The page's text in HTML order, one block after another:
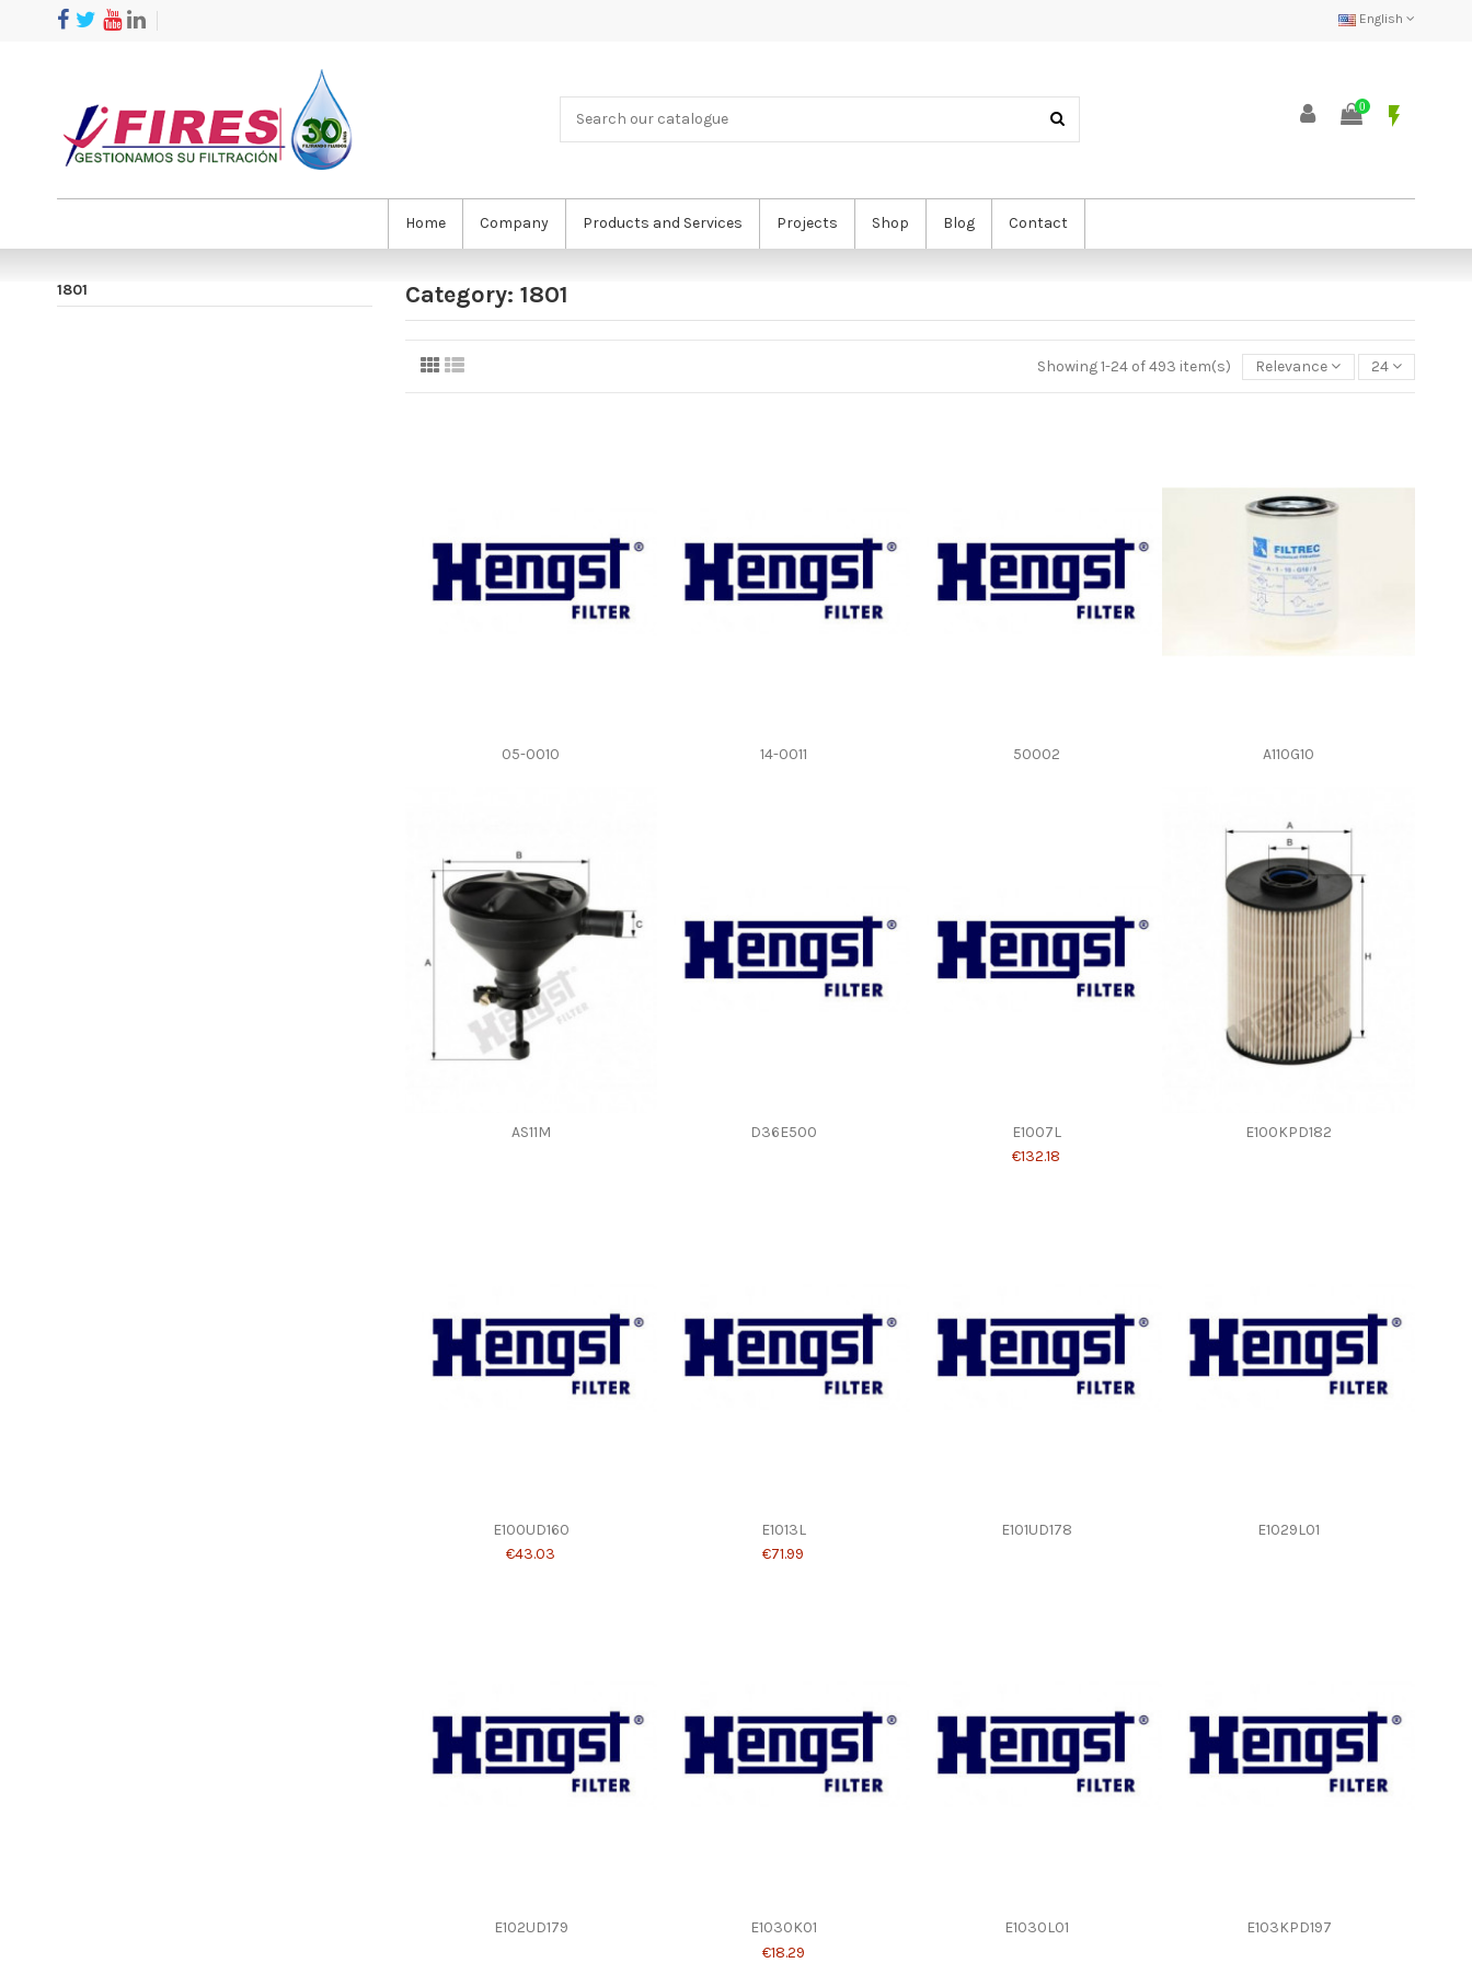
English
0 flash_on
Home Company Products and Services Projects Shop Blog Contact
Category: 1801
Showing 1-24 of 493 item(s) Relevance 24
05-0010 14-0011 50002 A110G10
AS11M D36E500
E1007L
€132.18
E100KPD182
E100UD160
€43.03
E1013L
€71.99
E101UD178 E1029L01
E102UD179
E1030K01
€18.29
E1030L01 E103KPD197
1801